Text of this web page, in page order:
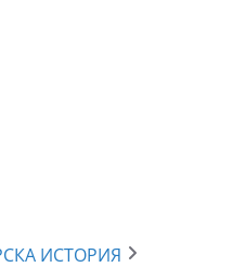
ИСТОРИЯ